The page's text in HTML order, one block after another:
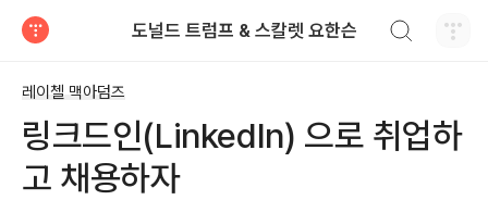
도널드 트럼프 & 스칼렛 요한슨
레이첼 맥아덤즈
링크드인(LinkedIn) 으로 취업하
고 채용하자